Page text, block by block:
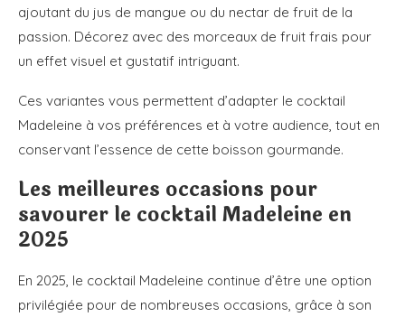
ajoutant du jus de mangue ou du nectar de fruit de la
passion. Décorez avec des morceaux de fruit frais pour
un effet visuel et gustatif intriguant.
Ces variantes vous permettent d’adapter le cocktail
Madeleine à vos préférences et à votre audience, tout en
conservant l’essence de cette boisson gourmande.
Les meilleures occasions pour
savourer le cocktail Madeleine en
2025
En 2025, le cocktail Madeleine continue d’être une option
privilégiée pour de nombreuses occasions, grâce à son